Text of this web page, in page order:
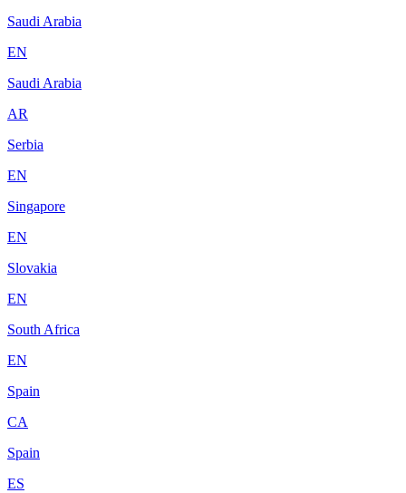
Saudi Arabia
EN
Saudi Arabia
AR
Serbia
EN
Singapore
EN
Slovakia
EN
South Africa
EN
Spain
CA
Spain
ES